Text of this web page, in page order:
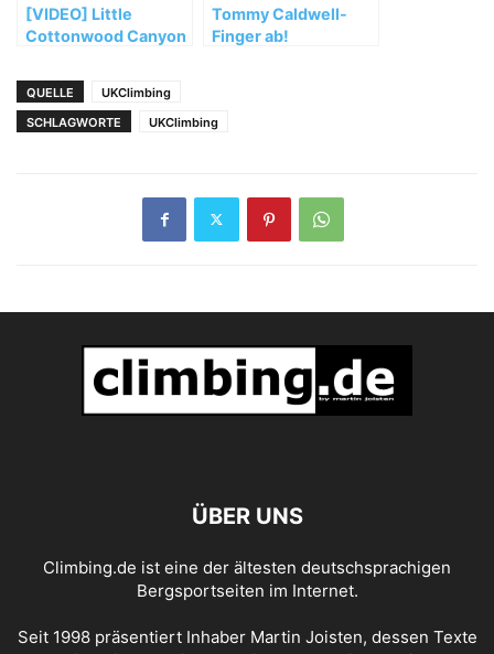
[VIDEO] Little
Cottonwood Canyon
Tommy Caldwell-
Finger ab!
QUELLE
UKClimbing
SCHLAGWORTE
UKClimbing
ÜBER UNS
Climbing.de ist eine der ältesten deutschsprachigen
Bergsportseiten im Internet.
Seit 1998 präsentiert Inhaber Martin Joisten, dessen Texte